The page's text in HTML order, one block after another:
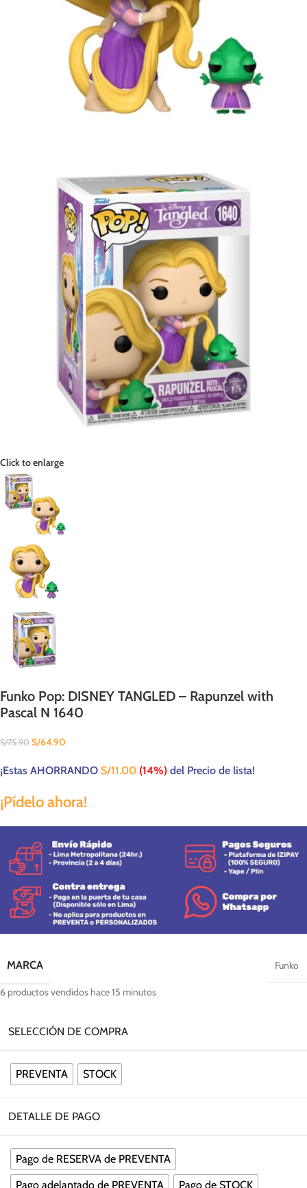
Click to enlarge
Funko Pop: DISNEY TANGLED – Rapunzel with
Pascal N 1640
S/75.90 S/64.90
¡Estas AHORRANDO S/11.00 (14%) del Precio de lista!
¡Pídelo ahora!
MARCA Funko
6 productos vendidos hace 15 minutos
SELECCIÓN DE COMPRA
PREVENTA STOCK
DETALLE DE PAGO
Pago de RESERVA de PREVENTA
Pago adelantado de PREVENTA
Pago de STOCK